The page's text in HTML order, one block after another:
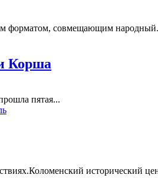
форматом, совмещающим
Корша
пятая...
исторический